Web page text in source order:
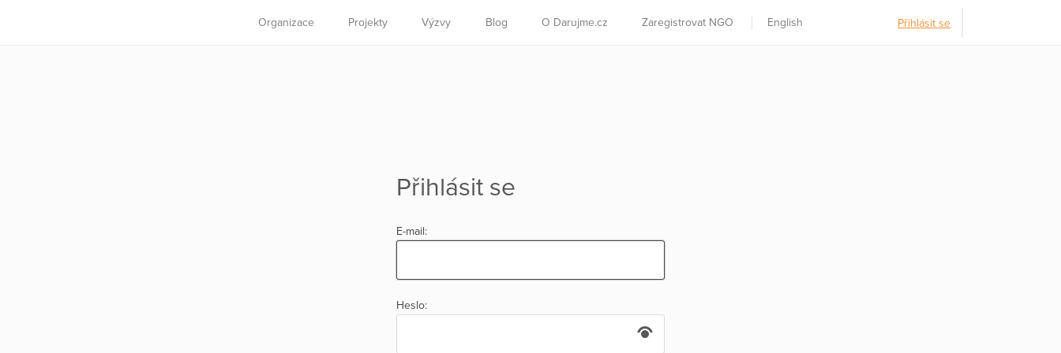
Organizace Projekty Výzvy Blog O Darujme.cz Zaregistrovat NGO English Přihlásit se
Přihlásit se
E-mail:
Heslo: